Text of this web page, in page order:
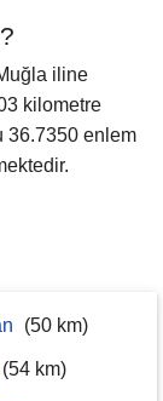
iline
kilometre
36.7350 enlem
(50 km)
(54 km)